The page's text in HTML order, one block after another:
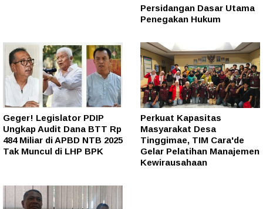
Persidangan Dasar Utama
Penegakan Hukum
Geger! Legislator PDIP
Ungkap Audit Dana BTT Rp
484 Miliar di APBD NTB 2025
Tak Muncul di LHP BPK
Perkuat Kapasitas
Masyarakat Desa
Tinggimae, TIM Cara'de
Gelar Pelatihan Manajemen
Kewirausahaan